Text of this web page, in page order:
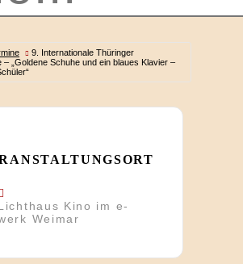
9. Internationale Thüringer
– „Goldene Schuhe und ein blaues Klavier –
Kino im e-
Weimar